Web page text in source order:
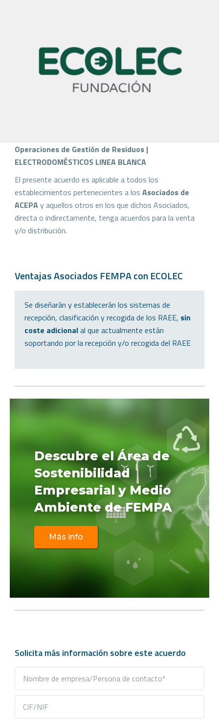
Operaciones de Gestión de Residuos |
ELECTRODOMÉSTICOS LINEA BLANCA
El presente acuerdo es aplicable a todos los
establecimientos pertenecientes a los Asociados de
ACEPAy aquellos otros en los que dichos Asociados,
directa o indirectamente, tenga acuerdos para la venta
y/o distribución.
Ventajas Asociados FEMPA con ECOLEC
Se diseñarán y establecerán los sistemas de
recepción, clasificación y recogida de los RAEE, sin
coste adicionalal que actualmente están
soportando por la recepción y/o recogida del RAEE
Descubre el Área de
Sostenibilidad
Empresarial y Medio
Ambiente de FEMPA
Más info
Solicita más información sobre este acuerdo